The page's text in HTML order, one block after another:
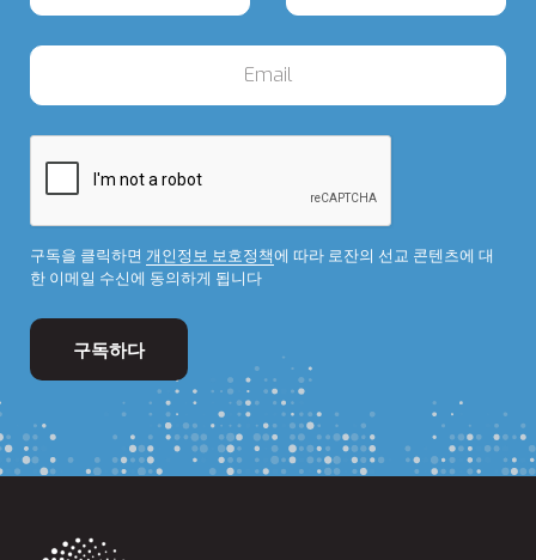
구독을 클릭하면 개인정보 보호정책에 따라 로잔의 선교 콘텐츠에 대
한 이메일 수신에 동의하게 됩니다